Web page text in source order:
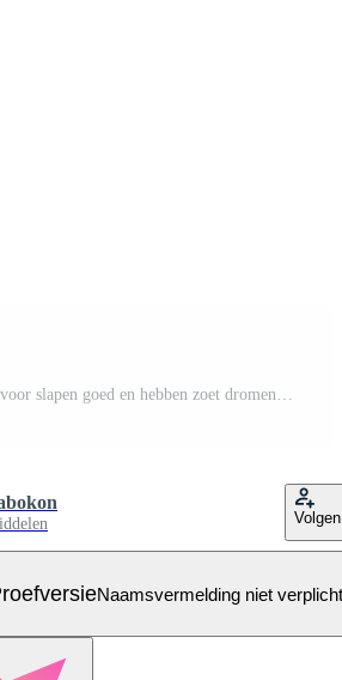
oranje slapen masker voor slapen goed en hebben zoet dromen Pro Vector
Volgen
Naamsvermelding niet verplicht